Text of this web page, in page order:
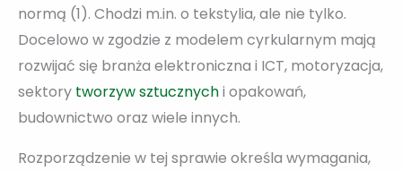
normą (1). Chodzi m.in. o tekstylia, ale nie tylko.
Docelowo w zgodzie z modelem cyrkularnym mają
rozwijać się branża elektroniczna i ICT, motoryzacja,
sektory tworzyw sztucznychi opakowań,
budownictwo oraz wiele innych.
Rozporządzenie w tej sprawie określa wymagania,